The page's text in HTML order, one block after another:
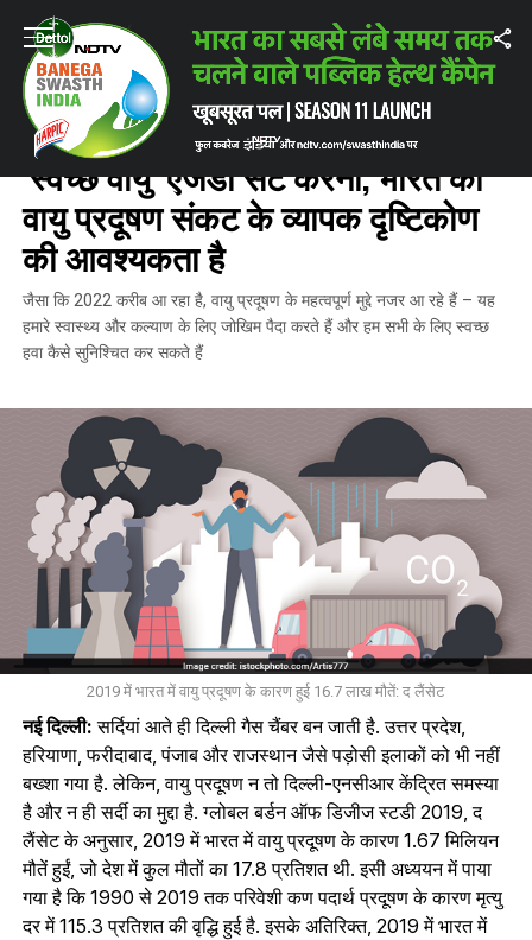
Home / ताज़ातरीन ख़बरें Yearender 2022: 2023 के लिए ‘स्वच्छ वायु’ एजेंडा
ताज़ातरीन ख़बरें
YEARENDER 2022: 2023 के लिए
‘स्वच्छ वायु’ एजेंडा सेट करना, भारत को
वायु प्रदूषण संकट के व्यापक दृष्टिकोण
की आवश्यकता है
जैसा कि 2022 करीब आ रहा है, वायु प्रदूषण के महत्वपूर्ण मुद्दे नजर आ रहे हैं – यह
हमारे स्वास्थ्य और कल्याण के लिए जोखिम पैदा करते हैं और हम सभी के लिए स्वच्छ
हवा कैसे सुनिश्चित कर सकते हैं
2019 में भारत में वायु प्रदूषण के कारण हुई 16.7 लाख मौतें: द लैंसेट
नई दिल्ली: सर्दियां आते ही दिल्ली गैस चैंबर बन जाती है. उत्तर प्रदेश,
हरियाणा, फरीदाबाद, पंजाब और राजस्थान जैसे पड़ोसी इलाकों को भी नहीं
बख्शा गया है. लेकिन, वायु प्रदूषण न तो दिल्ली-एनसीआर केंद्रित समस्या
है और न ही सर्दी का मुद्दा है. ग्लोबल बर्डन ऑफ डिजीज स्टडी 2019, द
लैंसेट के अनुसार, 2019 में भारत में वायु प्रदूषण के कारण 1.67 मिलियन
मौतें हुईं, जो देश में कुल मौतों का 17.8 प्रतिशत थी. इसी अध्ययन में पाया
गया है कि 1990 से 2019 तक परिवेशी कण पदार्थ प्रदूषण के कारण मृत्यु
दर में 115.3 प्रतिशत की वृद्धि हुई है. इसके अतिरिक्त, 2019 में भारत में